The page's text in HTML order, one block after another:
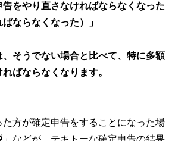
告をやり直さなければならなくなった
ならなくなった）」
そうでない場合と比べて、特に多額
ばならなくなります。
方が確定申告をすることになった場